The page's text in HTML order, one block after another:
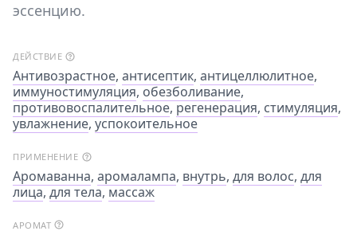
эссенцию.
ДЕЙСТВИЕ
Антивозрастное, антисептик, антицеллюлитное,
иммуностимуляция, обезболивание,
противовоспалительное, регенерация, стимуляция,
увлажнение, успокоительное
ПРИМЕНЕНИЕ
Аромаванна, аромалампа, внутрь, для волос, для
лица, для тела, массаж
АРОМАТ